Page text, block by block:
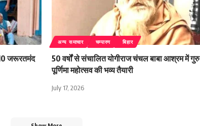
जरूरतमंद
अन्य समाचार चम्पारण बिहार
50 वर्षों से संचालित योगीराज चंचल बाबा आश्रम में गुरु
पूर्णिमा महोत्सव की भव्य तैयारी
July 17, 2026